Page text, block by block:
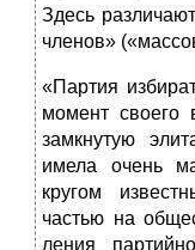
Здесь
членов»
«Партия
момент своего
замкнутую
имела очень
кругом
частью на
ления